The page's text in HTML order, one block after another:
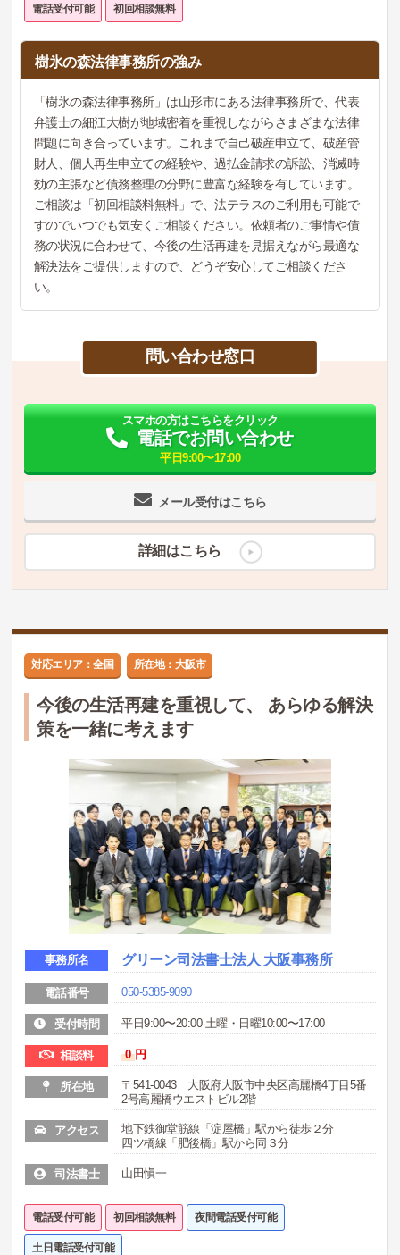
電話受付可能 初回相談無料
樹氷の森法律事務所の強み
「樹氷の森法律事務所」は山形市にある法律事務所で、代表
弁護士の細江大樹が地域密着を重視しながらさまざまな法律
問題に向き合っています。これまで自己破産申立て、破産管
財人、個人再生申立ての経験や、過払金請求の訴訟、消滅時
効の主張など債務整理の分野に豊富な経験を有しています。
ご相談は「初回相談料無料」で、法テラスのご利用も可能で
すのでいつでも気安くご相談ください。依頼者のご事情や債
務の状況に合わせて、今後の生活再建を見据えながら最適な
解決法をご提供しますので、どうぞ安心してご相談くださ
い。
問い合わせ窓口
メール受付はこちら
スマホの方はこちらをクリック
電話でお問い合わせ
平日9:00〜17:00
詳細はこちら
対応エリア：全国 所在地：大阪市
今後の生活再建を重視して、 あらゆる解決
策を一緒に考えます
事務所名 グリーン司法書士法人 大阪事務所
電話番号 050-5385-9090
受付時間 平日9:00〜20:00 土曜・日曜10:00〜17:00
相談料 0 円
所在地
〒541-0043 大阪府大阪市中央区高麗橋4丁目5番
2号高麗橋ウエストビル2階
アクセス
地下鉄御堂筋線「淀屋橋」駅から徒歩２分
四ツ橋線「肥後橋」駅から同３分
司法書士 山田愼一
電話受付可能 初回相談無料 夜間電話受付可能
土日電話受付可能